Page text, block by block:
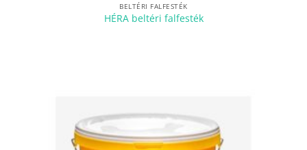
BELTÉRI FALFESTÉK
HÉRA beltéri falfesték